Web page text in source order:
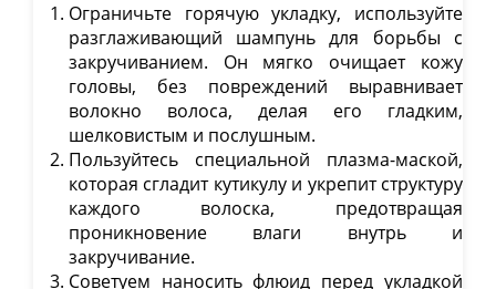
Ограничьте горячую укладку, используйте
разглаживающий шампунь для борьбы с
закручиванием. Он мягко очищает кожу
головы, без повреждений выравнивает
волокно волоса, делая его гладким,
шелковистым и послушным.
Пользуйтесь специальной плазма-маской,
которая сгладит кутикулу и укрепит структуру
каждого волоска, предотвращая
проникновение влаги внутрь и
закручивание.
Советуем наносить флюид перед укладкой
Сайт також доступний
українською мовою